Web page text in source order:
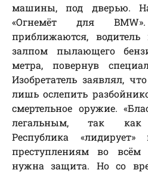
машины, под дверью.
«Огнемёт для
приближаются,
залпом пылающего
метра, повернув
Изобретатель заявлял,
лишь ослепить
смертельное оружие.
легальным, так как
Республика
преступлениям во
нужна защита. Но со